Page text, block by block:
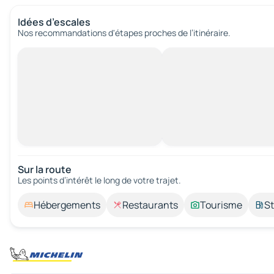
Idées d’escales
Nos recommandations d'étapes proches de l’itinéraire.
Sur la route
Les points d’intérêt le long de votre trajet.
Hébergements Restaurants Tourisme